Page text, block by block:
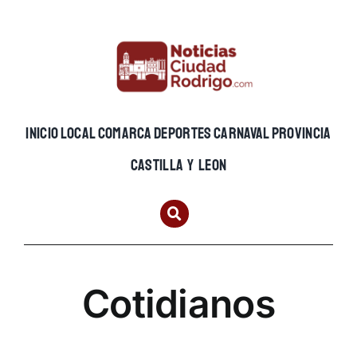
INICIOLOCALCOMARCADEPORTESCARNAVALPROVINCIA
CASTILLA Y LEON
Cotidianos